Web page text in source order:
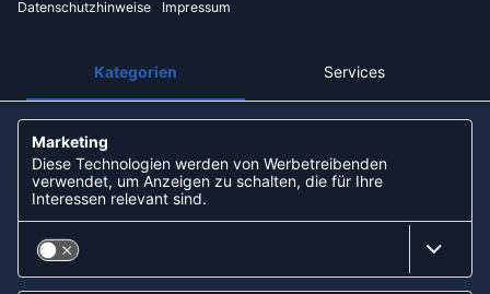
Kreditkarte
NEWSLETTER
KOOPERATIONEN